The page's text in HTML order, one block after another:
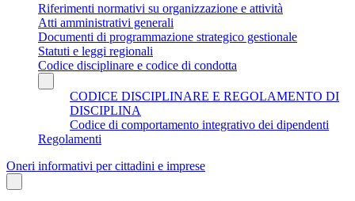
Riferimenti normativi su organizzazione e attività
Atti amministrativi generali
Documenti di programmazione strategico gestionale
Statuti e leggi regionali
Codice disciplinare e codice di condotta
CODICE DISCIPLINARE E REGOLAMENTO DI
DISCIPLINA
Codice di comportamento integrativo dei dipendenti
Regolamenti
Oneri informativi per cittadini e imprese